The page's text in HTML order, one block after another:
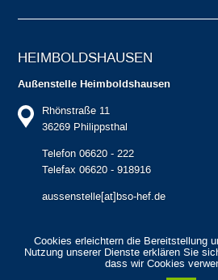
HEIMBOLDS­HAUSEN
Außenstelle Heimboldshausen
Rhönstraße 11
36269 Philippsthal
Telefon 06620 - 222
Telefax 06620 - 918916
aussenstelle[at]bso-hef.de
Cookies erleichtern die Bereitstellung
Nutzung unserer Dienste erklären Sie
dass wir Cookies